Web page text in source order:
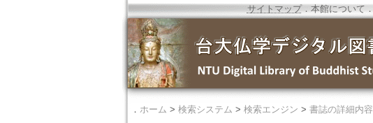
サイトマップ．本館について ．
． ホーム > 検索システム > 検索エンジン > 書誌の詳細内容